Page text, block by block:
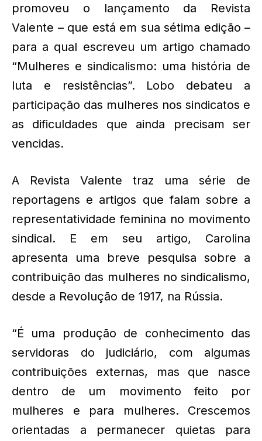
promoveu o lançamento da Revista
Valente – que está em sua sétima edição –
para a qual escreveu um artigo chamado
“Mulheres e sindicalismo: uma história de
luta e resistências”. Lobo debateu a
participação das mulheres nos sindicatos e
as dificuldades que ainda precisam ser
vencidas.
A Revista Valente traz uma série de
reportagens e artigos que falam sobre a
representatividade feminina no movimento
sindical. E em seu artigo, Carolina
apresenta uma breve pesquisa sobre a
contribuição das mulheres no sindicalismo,
desde a Revolução de 1917, na Rússia.
“É uma produção de conhecimento das
servidoras do judiciário, com algumas
contribuições externas, mas que nasce
dentro de um movimento feito por
mulheres e para mulheres. Crescemos
orientadas a permanecer quietas para